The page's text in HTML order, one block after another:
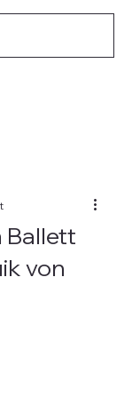
Ballett
von